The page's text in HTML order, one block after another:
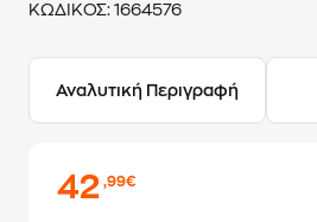
ΚΩΔΙΚΟΣ: 1664576
Αναλυτική Περιγραφή
42,99€